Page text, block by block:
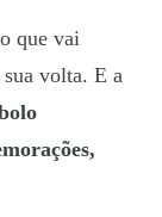
que vai
volta. E a